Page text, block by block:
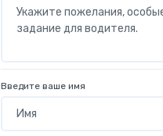
Введите ваше имя